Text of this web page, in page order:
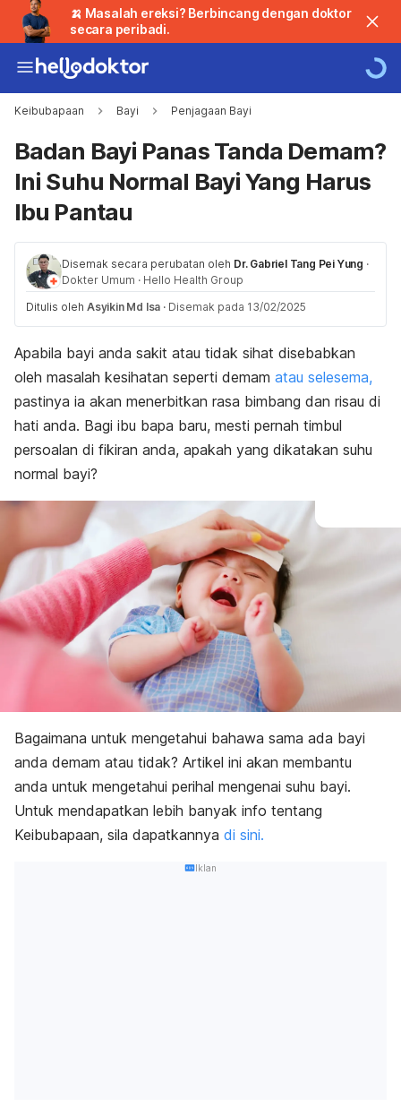
🍌 Masalah ereksi? Berbincang dengan doktor
secara peribadi.
Keibubapaan Bayi Penjagaan Bayi
Badan Bayi Panas Tanda Demam?
Ini Suhu Normal Bayi Yang Harus
Ibu Pantau
Disemak secara perubatan oleh Dr. Gabriel Tang Pei Yung ·
Dokter Umum · Hello Health Group
Ditulis oleh Asyikin Md Isa · Disemak pada 13/02/2025
Apabila bayi anda sakit atau tidak sihat disebabkan
oleh masalah kesihatan seperti demam atau selesema,
pastinya ia akan menerbitkan rasa bimbang dan risau di
hati anda. Bagi ibu bapa baru, mesti pernah timbul
persoalan di fikiran anda, apakah yang dikatakan suhu
normal bayi?
Bagaimana untuk mengetahui bahawa sama ada bayi
anda demam atau tidak? Artikel ini akan membantu
anda untuk mengetahui perihal mengenai suhu bayi.
Untuk mendapatkan lebih banyak info tentang
Keibubapaan, sila dapatkannya di sini.
Iklan